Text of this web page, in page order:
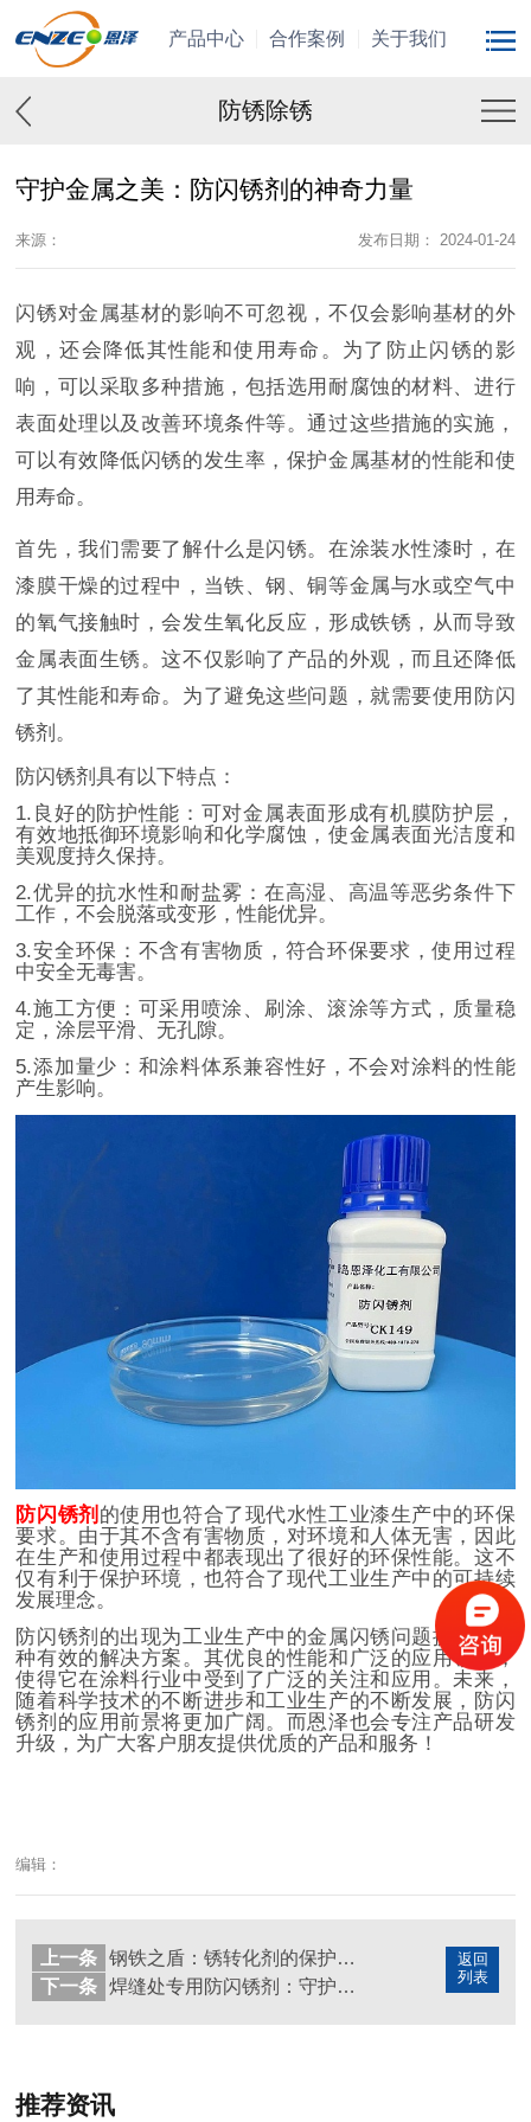
产品中心 合作案例 关于我们
防锈除锈
守护金属之美：防闪锈剂的神奇力量
来源： 发布日期： 2024-01-24
闪锈对金属基材的影响不可忽视，不仅会影响基材的外
观，还会降低其性能和使用寿命。为了防止闪锈的影
响，可以采取多种措施，包括选用耐腐蚀的材料、进行
表面处理以及改善环境条件等。通过这些措施的实施，
可以有效降低闪锈的发生率，保护金属基材的性能和使
用寿命。
首先，我们需要了解什么是闪锈。在涂装水性漆时，在
漆膜干燥的过程中，当铁、钢、铜等金属与水或空气中
的氧气接触时，会发生氧化反应，形成铁锈，从而导致
金属表面生锈。这不仅影响了产品的外观，而且还降低
了其性能和寿命。为了避免这些问题，就需要使用防闪
锈剂。
防闪锈剂具有以下特点：
1.良好的防护性能：可对金属表面形成有机膜防护层，
有效地抵御环境影响和化学腐蚀，使金属表面光洁度和
美观度持久保持。
2.优异的抗水性和耐盐雾：在高湿、高温等恶劣条件下
工作，不会脱落或变形，性能优异。
3.安全环保：不含有害物质，符合环保要求，使用过程
中安全无毒害。
4.施工方便：可采用喷涂、刷涂、滚涂等方式，质量稳
定，涂层平滑、无孔隙。
5.添加量少：和涂料体系兼容性好，不会对涂料的性能
产生影响。
防闪锈剂 的使用也符合了现代水性工业漆生产中的环保
要求。由于其不含有害物质，对环境和人体无害，因此
在生产和使用过程中都表现出了很好的环保性能。这不
仅有利于保护环境，也符合了现代工业生产中的可持续
发展理念。
防闪锈剂的出现为工业生产中的金属闪锈问题提供了一
种有效的解决方案。其优良的性能和广泛的应用领域，
使得它在涂料行业中受到了广泛的关注和应用。未来，
随着科学技术的不断进步和工业生产的不断发展，防闪
锈剂的应用前景将更加广阔。而恩泽也会专注产品研发
升级，为广大客户朋友提供优质的产品和服务！
编辑：
返回
列表
上一条
钢铁之盾：锈转化剂的保护作用
下一条
焊缝处专用防闪锈剂：守护金属制品的“隐形护甲”
推荐资讯